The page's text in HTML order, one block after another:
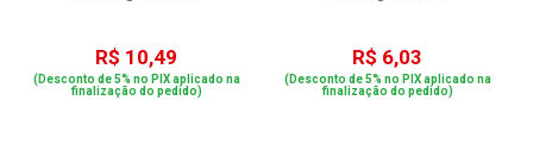
R$ 10,49
(Desconto de 5% no PIX aplicado na
finalização do pedido)
R$ 6,03
(Desconto de 5% no PIX aplicado na
finalização do pedido)